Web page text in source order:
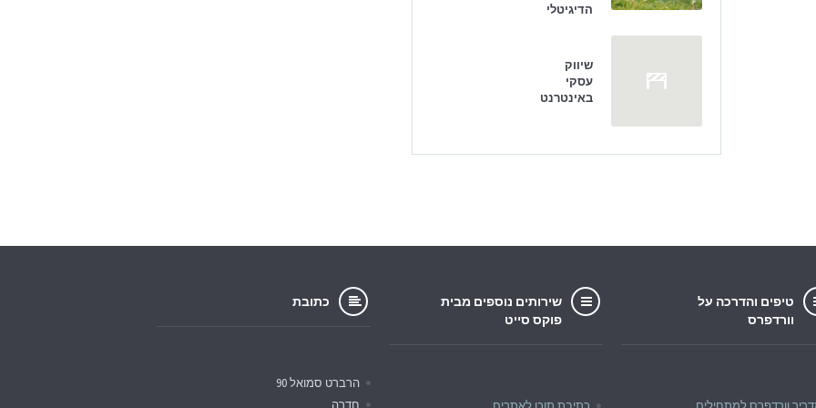
הדיגיטלי
שיווק
עסקי
באינטרנט
טיפים והדרכה על
וורדפרס
שירותים נוספים מבית
פוקס סייט
כתובת
הרברט סמואל 90
חדרה